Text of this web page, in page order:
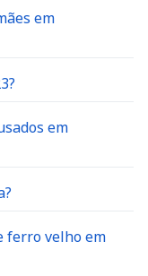
em
em
ferro velho em